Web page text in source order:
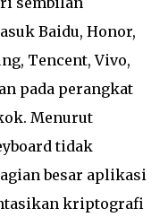
Baidu, Honor,
Tencent, Vivo,
pada perangkat
Menurut
tidak
besar aplikasi
kriptografi